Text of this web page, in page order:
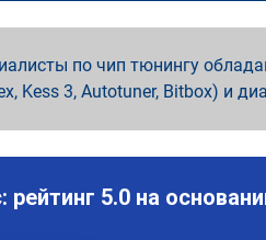
по чип тюнингу
Kess 3, Autotuner, Bitbox) и
5.0 на